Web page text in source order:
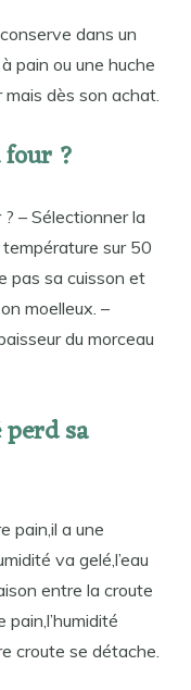
dans un
pain ou une huche
dès son achat.
four ?
– Sélectionner la
sur 50
pas sa cuisson et
moelleux. –
du morceau
sa
pain,il a une
va gelé,l’eau
entre la croute
croute se détache.